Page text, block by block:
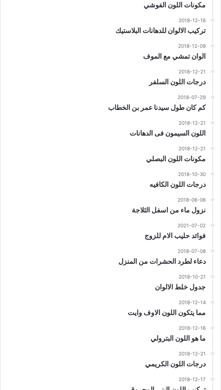
مكونات اللون الفوشي
2018-12-16
تركيب الالوان للدهانات البلاستيك
2018-12-09
الوان تمشي مع الموف
2018-12-21
درجات اللون السلفر
2018-07-29
كم كان طول سيدنا عمر بن الخطاب
2018-12-21
اللون السيمون فى الدهانات
2018-12-21
مكونات اللون البصلي
2018-10-30
درجات اللون الكافيه
2018-06-06
نزول ماء من اسفل الثلاجة
2021-07-02
فوائد حليب الام للزوج
2018-07-08
دعاء لطرد الحشرات من المنزل
2018-10-21
جدول خلط الالوان
2018-12-14
مما يتكون اللون الاوف وايت
2018-12-16
ما هو اللون البترولي
2018-12-21
درجات اللون الكريمي
2018-12-17